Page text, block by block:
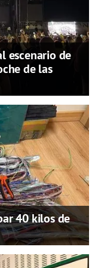
escenario de
de las
40 kilos de